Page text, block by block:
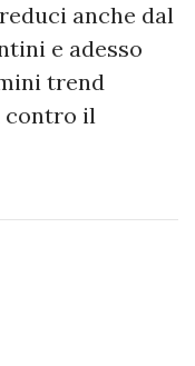
anche dal
e adesso
trend
contro il